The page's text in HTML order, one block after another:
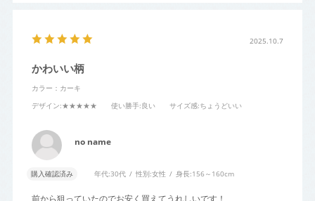
2025.10.7
かわいい柄
カラー：カーキ
デザイン:★★★★★ 使い勝手:良い サイズ感:ちょうどいい
no name
購入確認済み 年代:30代 性別:女性 身長:156～160cm
前から狙っていたのでお安く買えてうれしいです！